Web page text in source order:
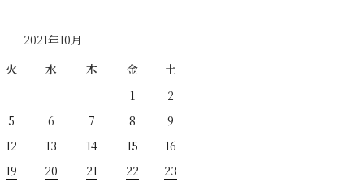
2021年10月
火 水 木 金
土
1
2
5 6 7 8
9
12 13 14 15
16
19 20 21 22
23